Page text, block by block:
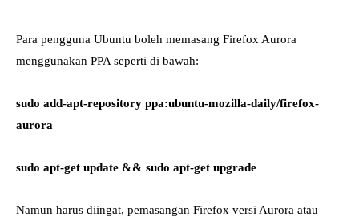
Para pengguna Ubuntu boleh memasang Firefox Aurora
menggunakan PPA seperti di bawah:
sudo add-apt-repository ppa:ubuntu-mozilla-daily/firefox-
aurora
sudo apt-get update && sudo apt-get upgrade
Namun harus diingat, pemasangan Firefox versi Aurora atau